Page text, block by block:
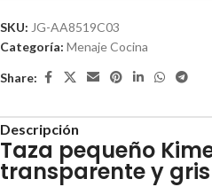
SKU: JG-AA8519C03
Categoría: Menaje Cocina
Share:
Descripción
Taza pequeño
transparente y gris